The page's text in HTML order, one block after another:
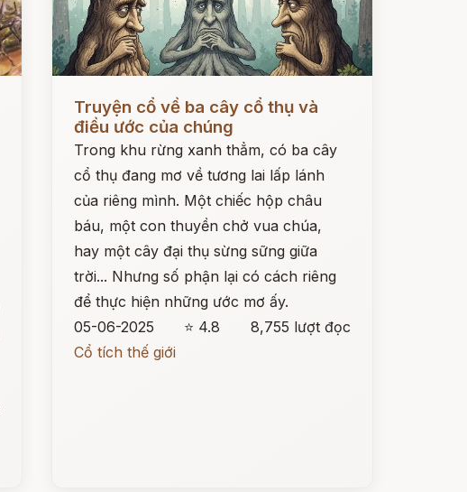
Truyện cổ về ba cây cổ thụ và
điều ước của chúng
Trong khu rừng xanh thẳm, có ba cây
cổ thụ đang mơ về tương lai lấp lánh
của riêng mình. Một chiếc hộp châu
báu, một con thuyền chở vua chúa,
hay một cây đại thụ sừng sững giữa
trời... Nhưng số phận lại có cách riêng
để thực hiện những ước mơ ấy.
05-06-2025
⭐ 4.8
8,755 lượt đọc
Cổ tích thế giới